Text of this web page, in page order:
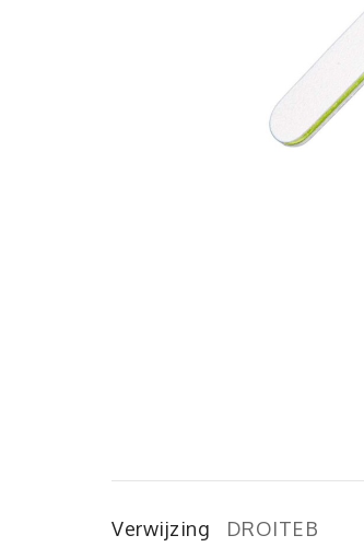
Verwijzing
DROITEB